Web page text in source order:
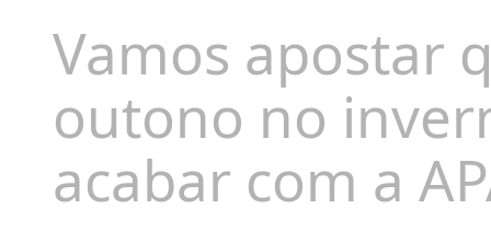
Vamos apostar
outono no
acabar com a